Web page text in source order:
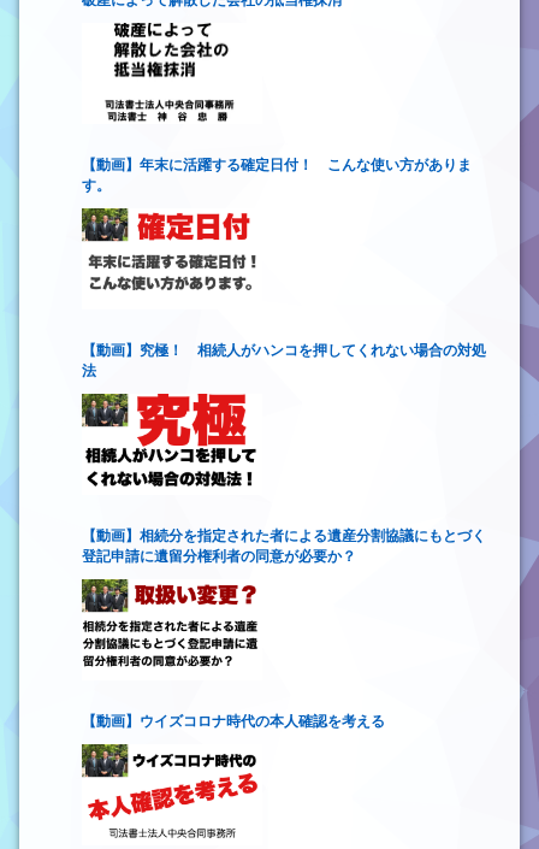
【動画】年末に活躍する確定日付！ こんな使い方がありま
す。
【動画】究極！ 相続人がハンコを押してくれない場合の対処
法
【動画】相続分を指定された者による遺産分割協議にもとづく
登記申請に遺留分権利者の同意が必要か？
【動画】ウイズコロナ時代の本人確認を考える